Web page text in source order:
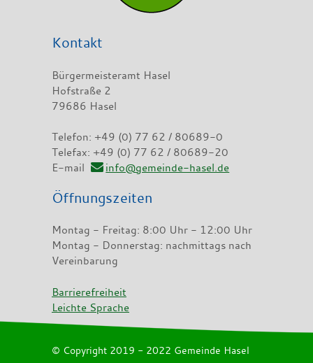
Kontakt
Bürgermeisteramt Hasel
Hofstraße 2
79686 Hasel
Telefon: +49 (0) 77 62 / 80689-0
Telefax: +49 (0) 77 62 / 80689-20
E-mail
info@gemeinde-hasel.de
Öffnungszeiten
Montag - Freitag: 8:00 Uhr - 12:00 Uhr
Montag - Donnerstag: nachmittags nach
Vereinbarung
Barrierefreiheit
Leichte Sprache
© Copyright 2019 - 2022 Gemeinde Hasel